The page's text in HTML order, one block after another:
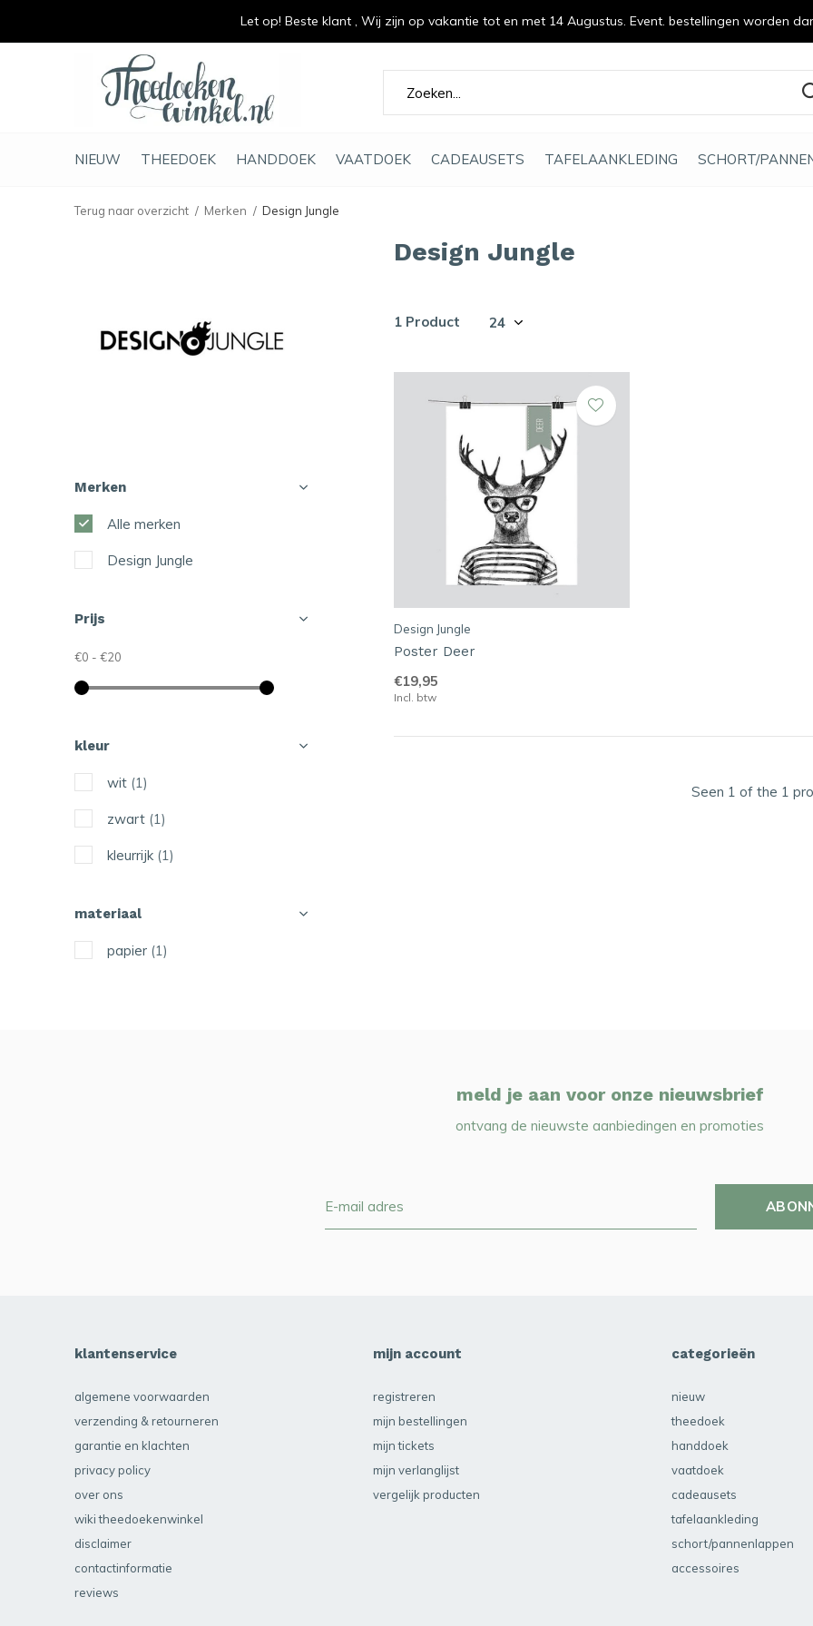
NIEUW THEEDOEK HANDDOEK VAATDOEK CADEAUSETS TAFELAANKLEDING SCHORT/
duurzaam en met liefde gemaakt
Terug naar overzicht Merken Design Jungle
Design Jungle
1 Product
Design Jungle
Poster Deer
€19,95
Incl. btw
Seen 1 of the 1
Merken
Alle merken
Design Jungle
Prijs
€0 - €20
kleur
wit (1)
zwart (1)
kleurrijk (1)
materiaal
papier (1)
meld je aan voor onze nieuwsbrief
ontvang de nieuwste aanbiedingen en promoties
klantenservice
algemene voorwaarden
verzending & retourneren
garantie en klachten
privacy policy
over ons
wiki theedoekenwinkel
disclaimer
contactinformatie
reviews
mijn account
registreren
mijn bestellingen
mijn tickets
mijn verlanglijst
vergelijk producten
categorieën
nieuw
theedoek
handdoek
vaatdoek
cadeausets
tafelaankleding
schort/pannenlappen
accessoires
Let op! Beste klant , Wij zijn op vakantie tot en met 14 Augustus. Event. bestellingen worden